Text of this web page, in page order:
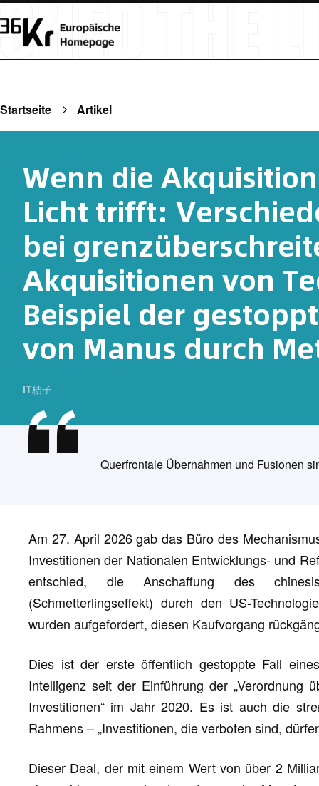
Startseite Artikel
Wenn die
Licht trifft:
bei
Akquisitionen von
Beispiel der
von Manus durch
IT桔子
Querfrontale Übernahmen und Fusionen
Am 27. April 2026 gab das Büro des
Investitionen der Nationalen Entwicklungs- und
entschied, die Anschaffung des
(Schmetterlingseffekt) durch den US-
wurden aufgefordert, diesen Kaufvorgang
Dies ist der erste öffentlich gestoppte Fall
Intelligenz seit der Einführung der „Verordnung
Investitionen“ im Jahr 2020. Es ist auch die
Rahmens – „Investitionen, die verboten sind,
Dieser Deal, der mit einem Wert von über 2